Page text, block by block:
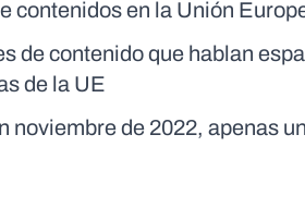
contenidos en la Unión
de contenido que hablan
de la UE
noviembre de 2022, apenas